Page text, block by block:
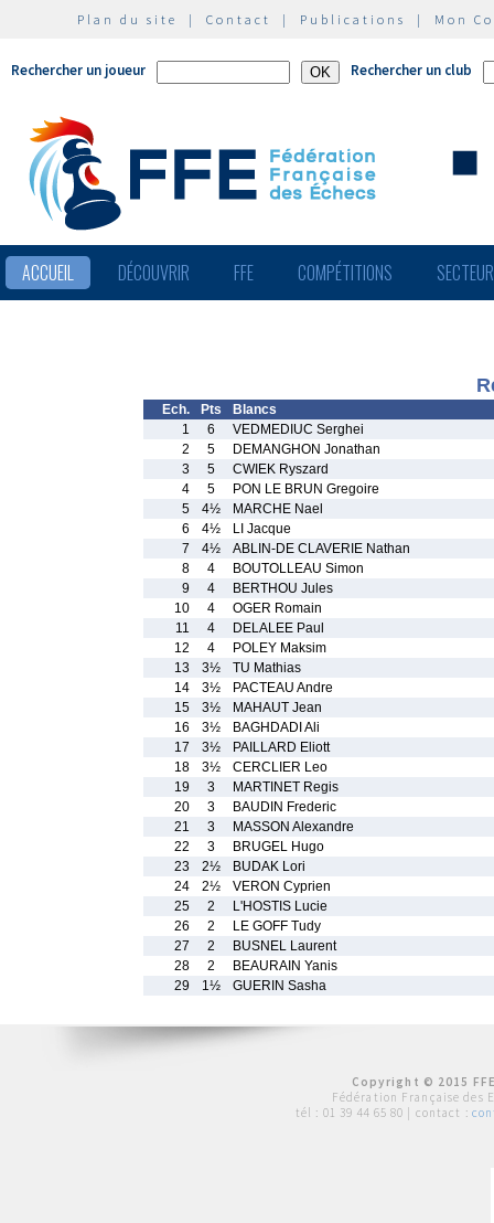
Plan du site | Contact | Publications | Mon
Rechercher un joueur Rechercher un club
ACCUEIL DÉCOUVRIR FFE COMPÉTITIONS
Ech. Pts
Blancs
1
6
VEDMEDIUC Serghei
2
5
DEMANGHON Jonathan
3
5
CWIEK Ryszard
4
5
PON LE BRUN Gregoire
5
4½
MARCHE Nael
6
4½
LI Jacque
7
4½
ABLIN-DE CLAVERIE Nathan
8
4
BOUTOLLEAU Simon
9
4
BERTHOU Jules
10
4
OGER Romain
11
4
DELALEE Paul
12
4
POLEY Maksim
13
3½
TU Mathias
14
3½
PACTEAU Andre
15
3½
MAHAUT Jean
16
3½
BAGHDADI Ali
17
3½
PAILLARD Eliott
18
3½
CERCLIER Leo
19
3
MARTINET Regis
20
3
BAUDIN Frederic
21
3
MASSON Alexandre
22
3
BRUGEL Hugo
23
2½
BUDAK Lori
24
2½
VERON Cyprien
25
2
L'HOSTIS Lucie
26
2
LE GOFF Tudy
27
2
BUSNEL Laurent
28
2
BEAURAIN Yanis
29
1½ GUERIN Sasha
Copyright © 2015
Fédération Française des
tél : 01 39 44 65 80 | contact :